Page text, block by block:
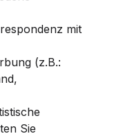
mit
(z.B.:
Sie